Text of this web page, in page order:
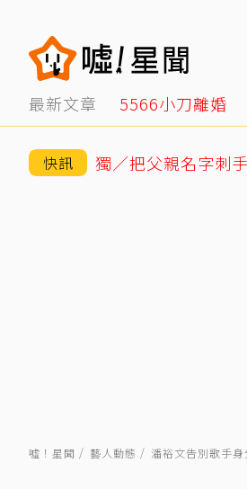
最新文章 5566小刀離婚
快訊
噓！星聞 藝人動態 潘裕文告別歌手